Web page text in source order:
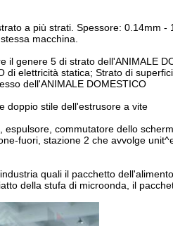
a più strati. Spessore: 0.14mm -
macchina.
il genere 5 di strato dell'ANIMALE
di elettricità statica; Strato di
dell'ANIMALE DOMESTICO
doppio stile dell'estrusore a vite
commutatore dello
fuori, stazione 2 che avvolge
quali il pacchetto
della stufa di microonda, il